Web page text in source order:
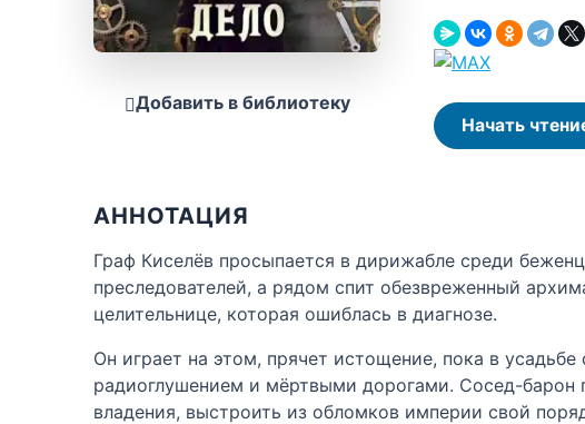
Добавить в библиотеку
Начать
АННОТАЦИЯ
Граф Киселёв просыпается в дирижабле среди
преследователей, а рядом спит обезвреженный
целительнице, которая ошиблась в диагнозе.
Он играет на этом, прячет истощение, пока в
радиоглушением и мёртвыми дорогами. Сосед-барон
владения, выстроить из обломков империи свой